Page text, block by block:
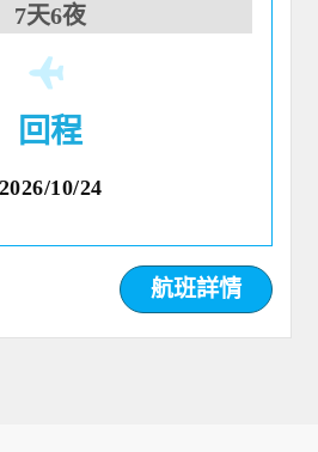
7天6夜
回程
2026/10/24
航班詳情